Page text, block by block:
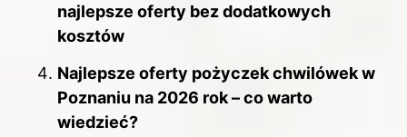
najlepsze oferty bez dodatkowych
kosztów
Najlepsze oferty pożyczek chwilówek w
Poznaniu na 2026 rok – co warto
wiedzieć?